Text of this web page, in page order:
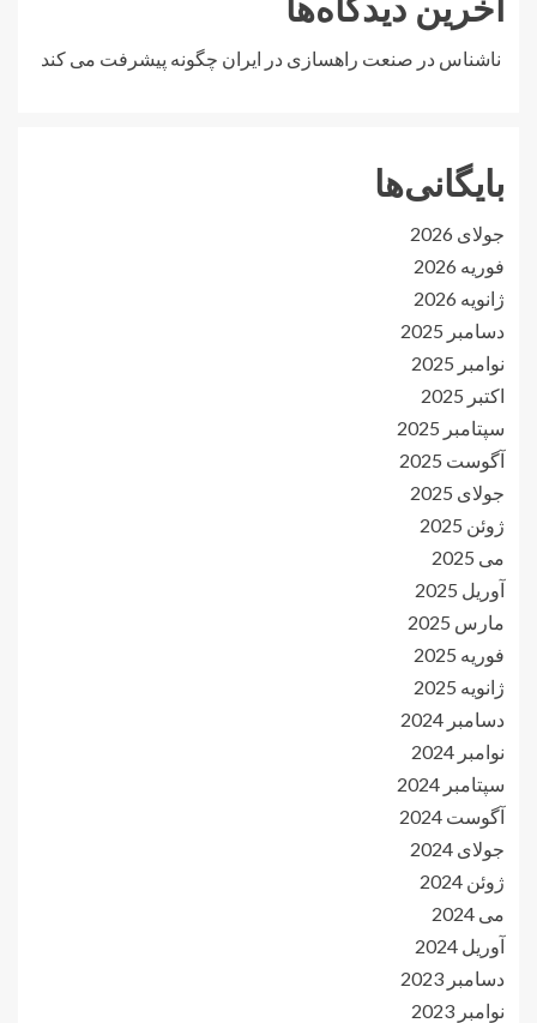
ناشناس در صنعت راهسازی در ایران چگونه پیشرفت می کند
بایگانی‌ها
جولای 2026
فوریه 2026
ژانویه 2026
دسامبر 2025
نوامبر 2025
اکتبر 2025
سپتامبر 2025
آگوست 2025
جولای 2025
ژوئن 2025
می 2025
آوریل 2025
مارس 2025
فوریه 2025
ژانویه 2025
دسامبر 2024
نوامبر 2024
سپتامبر 2024
آگوست 2024
جولای 2024
ژوئن 2024
می 2024
آوریل 2024
دسامبر 2023
نوامبر 2023